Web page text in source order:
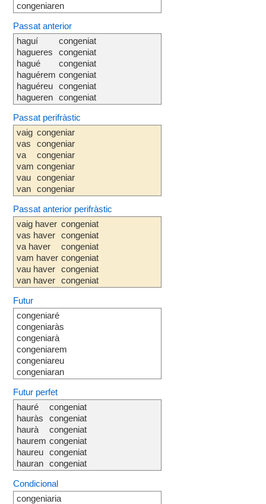
congeniaren
Passat anterior
haguí
hagueres
hagué
haguérem
haguéreu
hagueren
congeniat
congeniat
congeniat
congeniat
congeniat
congeniat
Passat perifràstic
vaig
vas
va
vam
vau
van
congeniar
congeniar
congeniar
congeniar
congeniar
congeniar
Passat anterior perifràstic
vaig haver
vas haver
va haver
vam haver
vau haver
van haver
congeniat
congeniat
congeniat
congeniat
congeniat
congeniat
Futur
congeniaré
congeniaràs
congeniarà
congeniarem
congeniareu
congeniaran
Futur perfet
hauré
hauràs
haurà
haurem
haureu
hauran
congeniat
congeniat
congeniat
congeniat
congeniat
congeniat
Condicional
congeniaria